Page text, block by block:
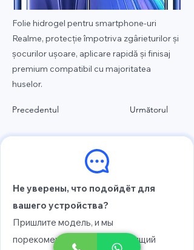
Folie hidrogel pentru smartphone-uri
Realme, protecție împotriva zgârieturilor și
șocurilor ușoare, aplicare rapidă și finisaj
premium compatibil cu majoritatea
huselor.
Precedentul Următorul
Не уверены, что подойдёт для
вашего устройства?
Пришлите модель, и мы
порекомендуем вам подходящий